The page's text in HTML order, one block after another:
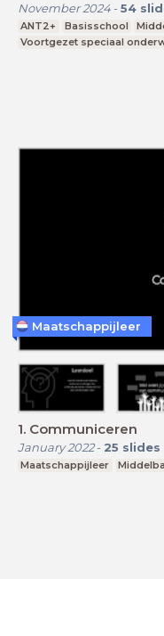
November 2024- 54
ANT2+ Basisschool
Voortgezet speciaal
1. Communiceren
January 2022- 25 slides
Maatschappijleer
Maatschappijleer